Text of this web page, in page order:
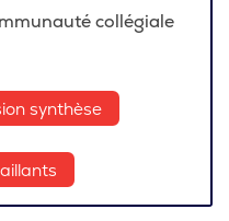
collégiale
synthèse